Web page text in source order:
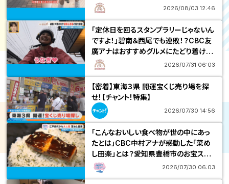
2026/08/03 12:46
2026/07/31 06:03
「定休日を回るスタンプラリーじゃないん
ですよ！」碧南＆西尾でも連敗！？CBC友
廣アナはおすすめグルメにたどり着ける
のか！
2026/07/30 14:56
【密着】東海３県 開運宝くじ売り場を探
せ！【チャント！特集】
2026/07/30 06:03
「こんなおいしい食べ物が世の中にあっ
たとは」CBC中村アナが感動した「菜め
し田楽」とは？愛知県豊橋市のお宝スポ
ット3選